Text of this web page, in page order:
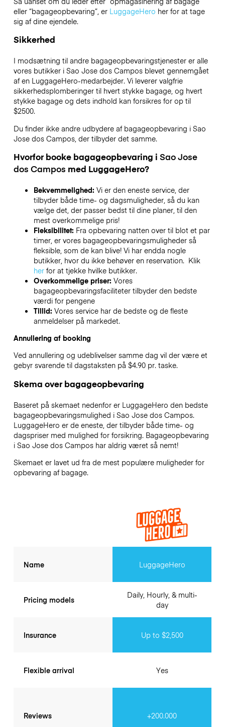
eller “bagageopbevaring”, erLuggageHero her for at tage
sig af dine ejendele.
Sikkerhed
I modsætning til andre bagageopbevaringstjenesterer alle
vores butikker i Sao Jose dos Camposblevet gennemgået
af en LuggageHero-medarbejder. Vi leverer valgfrie
sikkerhedsplomberinger til hvert stykke bagage, og hvert
stykke bagage og dets indhold kan forsikres for op til
$2500.
Du finder ikke andre udbydere af bagageopbevaring i Sao
Jose dos Campos, der tilbyder det samme.
Hvorfor booke bagageopbevaring i Sao Jose
dos Campos med LuggageHero?
Bekvemmelighed: Vi er den eneste service, der
tilbyder både time- og dagsmuligheder, så du kan
vælge det, der passer bedst til dine planer, til den
mest overkommelige pris!
Fleksibilitet: Fra opbevaring natten over til blot et par
timer, er vores bagageopbevaringsmuligheder så
fleksible, som de kan blive! Vi har endda nogle
butikker, hvor du ikke behøver en reservation. Klik
herfor at tjekke hvilke butikker.
Overkommelige priser: Vores
bagageopbevaringsfaciliteter tilbyder den bedste
værdi for pengene
Tillid: Vores service har de bedste og de fleste
anmeldelser på markedet.
Annullering af booking
Ved annullering og udeblivelser samme dag vil der være et
gebyr svarende til dagstaksten på $4.90 pr. taske.
Skema over bagageopbevaring
Baseret på skemaet nedenfor er LuggageHero den bedste
bagageopbevaringsmulighed i Sao Jose dos Campos.
LuggageHero er de eneste, der tilbyder både time- og
dagspriser med mulighed for forsikring. Bagageopbevaring
i Sao Jose dos Camposhar aldrig været så nemt!
Skemaet er lavet ud fra de mest populære muligheder for
opbevaring af bagage.
Name
Pricing models
Insurance
Flexible arrival
Reviews
LuggageHero
Daily, Hourly, & multi-
day
Up to $2,500
Yes
+200.000